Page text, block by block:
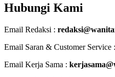
Hubungi Kami
Email Redaksi :
Email Saran & Customer Service :
Email Kerja Sama :